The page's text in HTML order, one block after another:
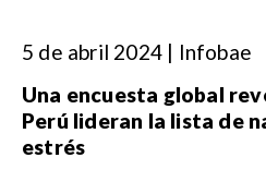
5 de abril 2024 | Infobae
Una encuesta global
Perú lideran la lista de
estrés